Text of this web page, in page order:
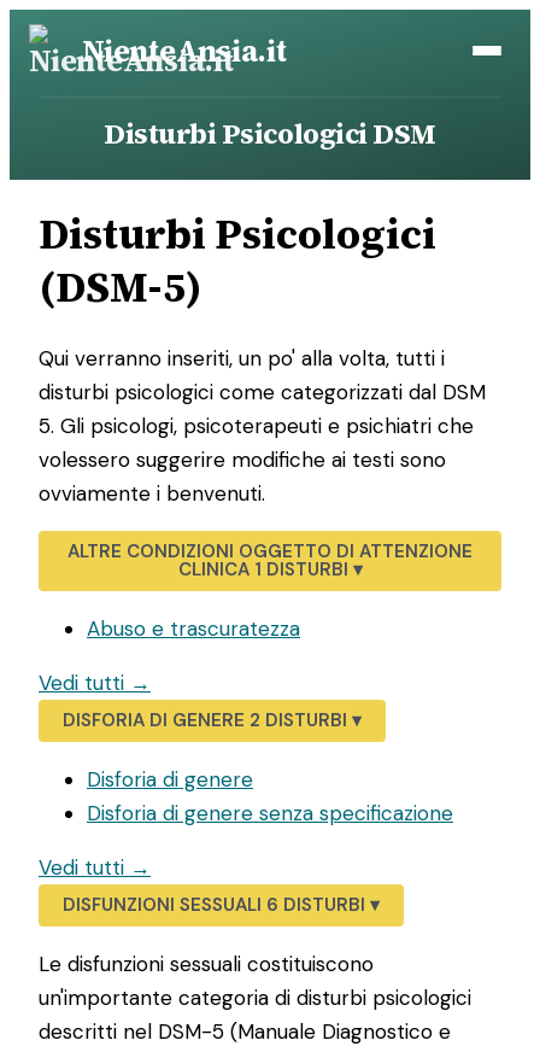
Vai
NienteAnsia.it
Disturbi Psicologici DSM
Disturbi Psicologici
(DSM-5)
Qui verranno inseriti, un po' alla volta, tutti i
disturbi psicologici come categorizzati dal DSM
5. Gli psicologi, psicoterapeuti e psichiatri che
volessero suggerire modifiche ai testi sono
ovviamente i benvenuti.
ALTRE CONDIZIONI OGGETTO DI ATTENZIONE
CLINICA 1 DISTURBI ▾
Abuso e trascuratezza
Vedi tutti →
DISFORIA DI GENERE 2 DISTURBI ▾
Disforia di genere
Disforia di genere senza specificazione
Vedi tutti →
DISFUNZIONI SESSUALI 6 DISTURBI ▾
Le disfunzioni sessuali costituiscono
un'importante categoria di disturbi psicologici
descritti nel DSM-5 (Manuale Diagnostico e